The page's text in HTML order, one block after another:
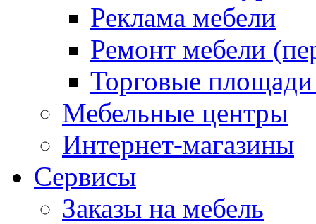
Реклама мебели
Ремонт мебели
Торговые
Мебельные центры
Интернет-магазины
Сервисы
Заказы на мебель